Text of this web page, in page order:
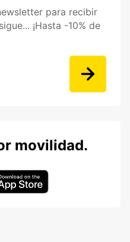
para recibir
¡Hasta -10% de
movilidad.